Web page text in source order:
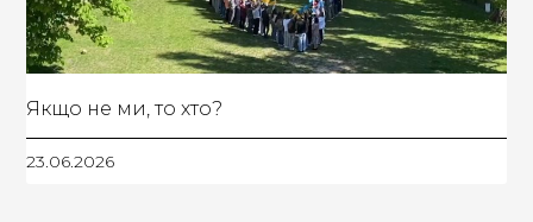
Якщо не ми, то хто?
23.06.2026